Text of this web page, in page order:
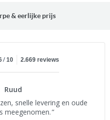
& eerlijke prijs
/ 10 2.669 reviews
Ruud
snelle levering en oude
meegenomen.